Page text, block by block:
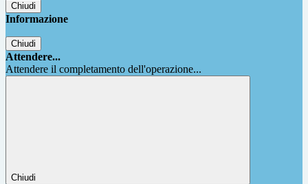
Chiudi
Informazione
Chiudi
Attendere...
Attendere il completamento dell'operazione...
Chiudi